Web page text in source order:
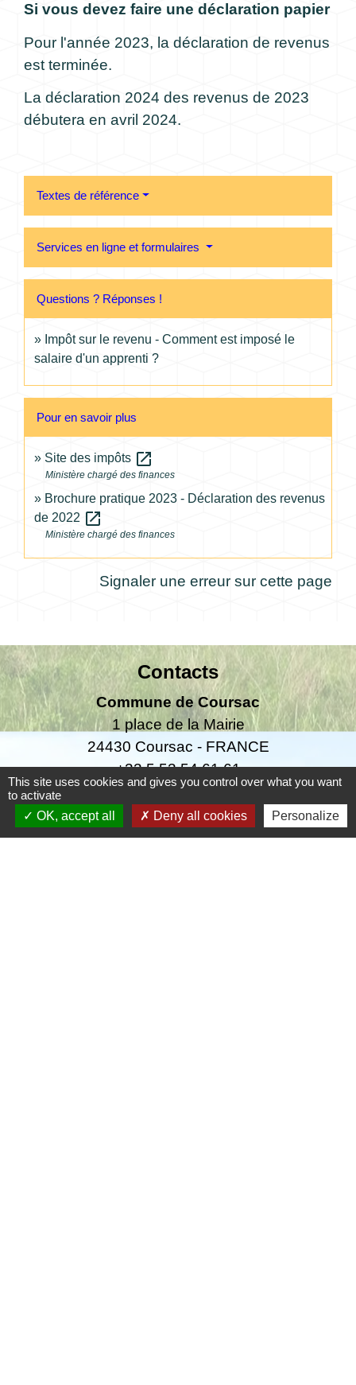
Si vous devez faire une déclaration papier
Pour l'année 2023, la déclaration de revenus
est terminée.
La déclaration 2024 des revenus de 2023
débutera en avril 2024.
Textes de référence
Services en ligne et formulaires
Questions ? Réponses !
Impôt sur le revenu - Comment est imposé le
salaire d'un apprenti ?
Pour en savoir plus
Site des impôts open_in_new
Ministère chargé des finances
Brochure pratique 2023 - Déclaration des revenus
de 2022 open_in_new
Ministère chargé des finances
Signaler une erreur sur cette page
Contacts
Commune de Coursac
1 place de la Mairie
24430 Coursac - FRANCE
+33 5 53 54 61 61
Téléphone pour les urgences uniquement en
dehors des horaires d'ouverture de la mairie
This site uses cookies and gives you control over what you want
to activate
OK, accept all
Deny all cookies Personalize